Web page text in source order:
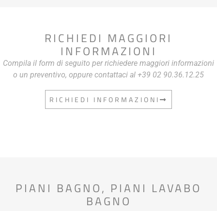
RICHIEDI MAGGIORI
INFORMAZIONI
Compila il form di seguito per richiedere maggiori informazioni
o un preventivo, oppure contattaci al +39 02 90.36.12.25
RICHIEDI INFORMAZIONI
PIANI BAGNO, PIANI LAVABO
BAGNO